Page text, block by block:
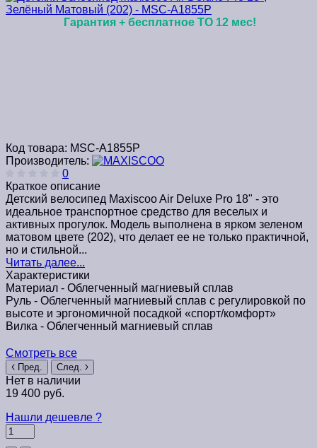
Гарантия + бесплатное ТО 12 мес!
Код товара: MSC-A1855P
Производитель:
0
Краткое описание
Детский велосипед Maxiscoo Air Deluxe Pro 18" - это
идеальное транспортное средство для веселых и
активных прогулок. Модель выполнена в ярком зеленом
матовом цвете (202), что делает ее не только практичной,
но и стильной...
Читать далее...
Характеристики
Материал - Облегченный магниевый сплав
Руль - Облегченный магниевый сплав с регулировкой по
высоте и эргономичной посадкой «спорт/комфорт»
Вилка - Облегченный магниевый сплав
Смотреть все
Пред. След.
Нет в наличии
19 400 руб.
Нашли дешевле ?